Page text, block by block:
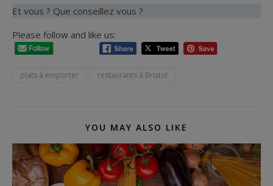
Et vous ? Que conseillez vous ?
Please follow and like us:
plats à emporter restaurants à Bristol
YOU MAY ALSO LIKE